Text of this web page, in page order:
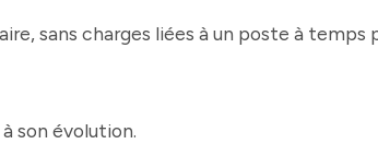
sans charges liées à un poste à temps
son évolution.